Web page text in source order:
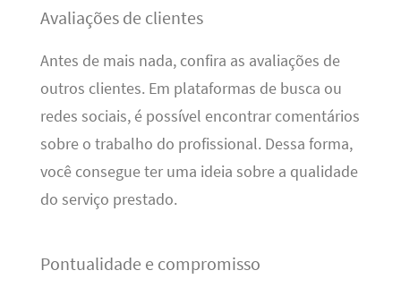
Avaliações de clientes
Antes de mais nada, confira as avaliações de
outros clientes. Em plataformas de busca ou
redes sociais, é possível encontrar comentários
sobre o trabalho do profissional. Dessa forma,
você consegue ter uma ideia sobre a qualidade
do serviço prestado.
Pontualidade e compromisso